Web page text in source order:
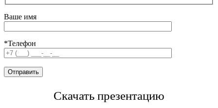
Ваше имя
*Телефон
Скачать презентацию